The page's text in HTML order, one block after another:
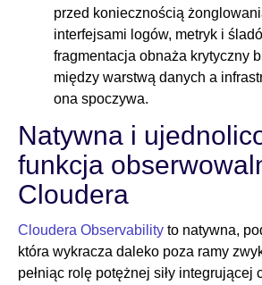
przed koniecznością
interfejsami logów, metryk i
fragmentacja obnaża krytyczny
między warstwą danych a
ona spoczywa.
Natywna i
funkcja
Cloudera
Cloudera Observability to natywna,
która wykracza daleko poza ramy
pełniąc rolę potężnej siły integrującej